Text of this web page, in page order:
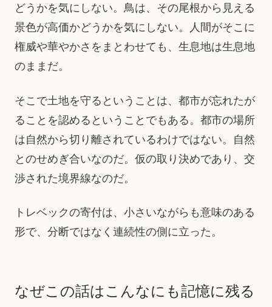
どうかを気にしない。鳥は、その尾根から見える
景色が高価かどうかを気にしない。人間がそこに
権威や華やかさをまとわせても、生息地は生息地
のままだ。
そこで土地を守るということは、都市が忘れたが
ることを認めるということでもある。都市の場所
は自然から切り離されているわけではない。自然
とのせめぎ合いなのだ。仮の取り決めであり、交
渉された境界線なのだ。
トレベックの寄付は、小さいながらも意味のある
形で、分断ではなく連続性の側に立った。
なぜこの話はこんなにも記憶に残る